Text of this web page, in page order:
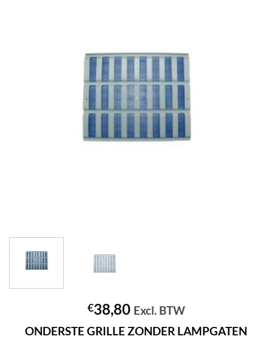
€38,80 Excl. BTW
ONDERSTE GRILLE ZONDER LAMPGATEN